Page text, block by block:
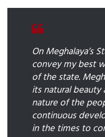
On Meghalaya’s
convey my best
of the state.
its natural
nature of the
continuous
in the times to